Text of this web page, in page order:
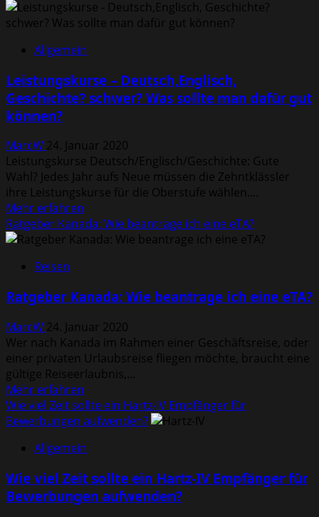
Neuer
Star
Film
Welche
Teile
zuvor
sehen?
Allgemein
Leistungskurse – Deutsch,Englisch,
Geschichte? schwer? Was sollte man dafür gut
können?
MarcW 24. Januar 2020
Leistungskurse Deutsch/Englisch/Geschichte: Gute
Wahl? Jedes Jahr aufs Neue müssen die Zehntklässler
ihre Leistungskurse für die Oberstufe wählen....
Mehr erfahren
Informationen
über
Geschichte?
Was
sollte
man
dafür
gut
können?
Ratgeber Kanada: Wie beantrage ich eine eTA?
Reisen
Ratgeber Kanada: Wie beantrage ich eine eTA?
MarcW 24. Januar 2020
Wer nach Kanada im Rahmen einer Geschäftsreise, oder
einer privaten Urlaubsreise fliegen möchte, braucht eine
gültige Reiseerlaubnis,...
Mehr erfahren
Informationen
über
Kanada:
beantrage
ich
Wie viel Zeit sollte ein Hartz-IV Empfänger für
Bewerbungen aufwenden?
Allgemein
Wie viel Zeit sollte ein Hartz-IV Empfänger für
Bewerbungen aufwenden?